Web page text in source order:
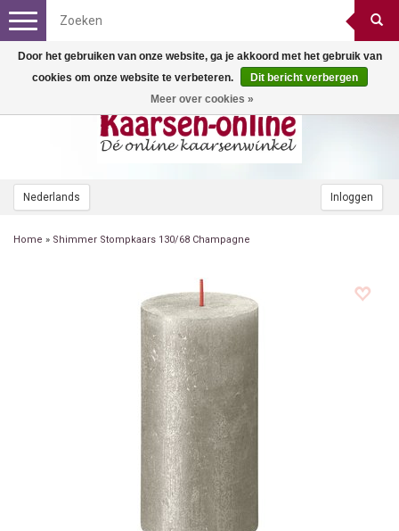
Nederlands Inloggen
Toggle
navigation
Home » Shimmer Stompkaars 130/68 Champagne
Door het gebruiken van onze website, ga je akkoord met het gebruik van
cookies om onze website te verbeteren.
Dit bericht verbergen
Meer over cookies »